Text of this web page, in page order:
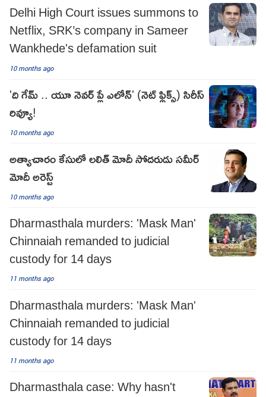
Delhi High Court issues summons to
Netflix, SRK’s company in Sameer
Wankhede's defamation suit
10 months ago
'ది గేమ్ .. యూ నెవర్ ప్లే ఎలోన్' (నెట్ ఫ్లిక్స్) సిరీస్
రివ్యూ!
10 months ago
అత్యాచారం కేసులో లలిత్ మోదీ సోదరుడు సమీర్
మోదీ అరెస్ట్
10 months ago
Dharmasthala murders: 'Mask Man'
Chinnaiah remanded to judicial
custody for 14 days
11 months ago
Dharmasthala murders: 'Mask Man'
Chinnaiah remanded to judicial
custody for 14 days
11 months ago
Dharmasthala case: Why hasn't